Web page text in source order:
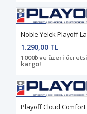
1.290,00 TL
1000₺ ve üzeri
kargo!